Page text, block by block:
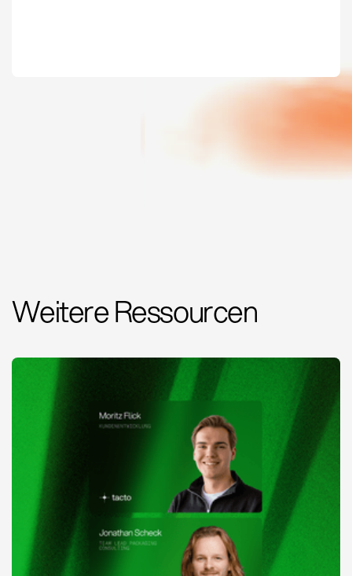
Weitere Ressourcen